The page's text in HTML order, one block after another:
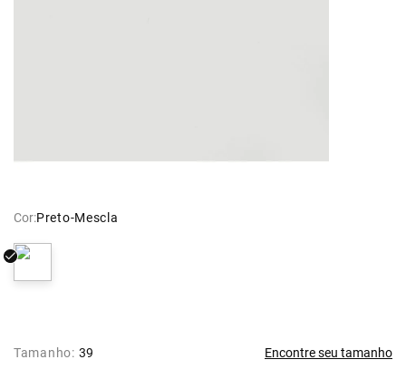
Cor:Preto-Mescla
Tamanho: 39 Encontre seu tamanho